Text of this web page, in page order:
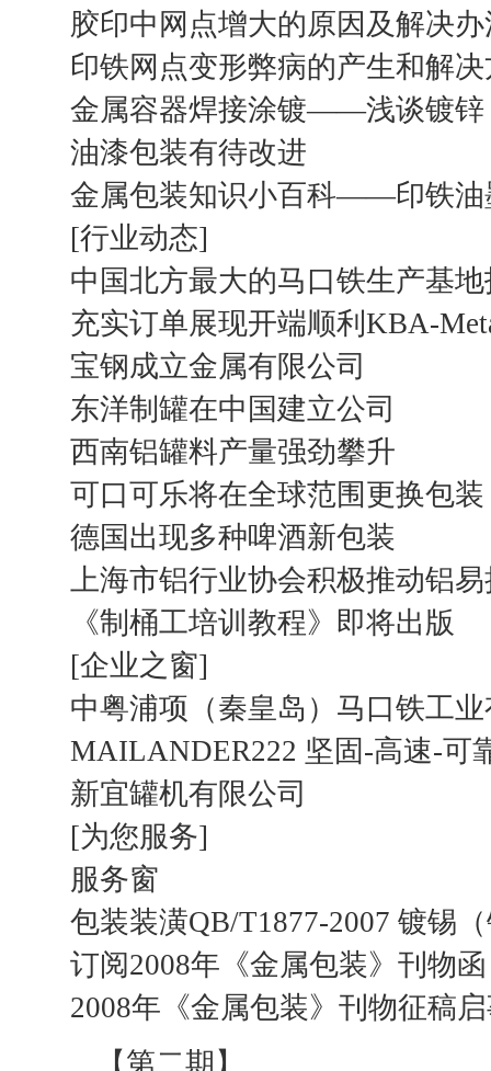
胶印中网点增大的原因及解决办
印铁网点变形弊病的产生和解
金属容器焊接涂镀——浅谈镀锌
油漆包装有待改进
金属包装知识小百科——印铁油
[行业动态]
中国北方最大的马口铁生产基
充实订单展现开端顺利KBA-
宝钢成立金属有限公司
东洋制罐在中国建立公司
西南铝罐料产量强劲攀升
可口可乐将在全球范围更换包装
德国出现多种啤酒新包装
上海市铝行业协会积极推动铝
《制桶工培训教程》即将出版
[企业之窗]
中粤浦项（秦皇岛）马口铁工
MAILANDER222 坚固-高速-可
新宜罐机有限公司
[为您服务]
服务窗
包装装潢QB/T1877-2007 镀锡
订阅2008年《金属包装》刊物函
2008年《金属包装》刊物征稿
【第二期】